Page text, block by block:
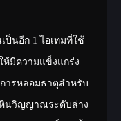
นอีก 1 ไอเทมที่ใช้
ห้มีความแข็งแกร่ง
ารหลอมธาตุสำหรับ
นวิญญาณระดับล่าง